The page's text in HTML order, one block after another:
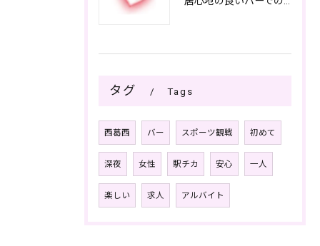
タグ Tags
西葛西 バー スポーツ観戦 初めて
深夜 女性 駅チカ 安心 一人
楽しい 求人 アルバイト